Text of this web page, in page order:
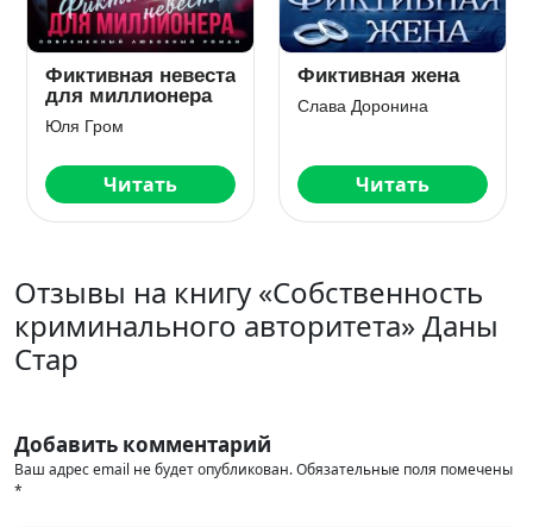
Кукла
криминального
авторитета
Джулия Ромуш
Читать
Бессонница
Марья Коваленко
Читать
Отзывы на книгу «Собственность
криминального авторитета» Даны
Стар
Добавить комментарий
Ваш адрес email не будет опубликован.Обязательные поля помечены
*